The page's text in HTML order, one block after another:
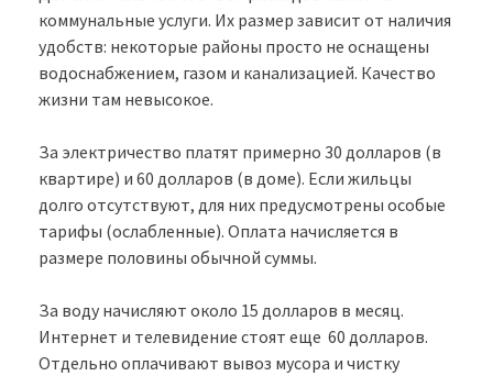
коммунальные услуги. Их размер зависит от наличия
удобств: некоторые районы просто не оснащены
водоснабжением, газом и канализацией. Качество
жизни там невысокое.
За электричество платят примерно 30 долларов (в
квартире) и 60 долларов (в доме). Если жильцы
долго отсутствуют, для них предусмотрены особые
тарифы (ослабленные). Оплата начисляется в
размере половины обычной суммы.
За воду начисляют около 15 долларов в месяц.
Интернет и телевидение стоят еще 60 долларов.
Отдельно оплачивают вывоз мусора и чистку